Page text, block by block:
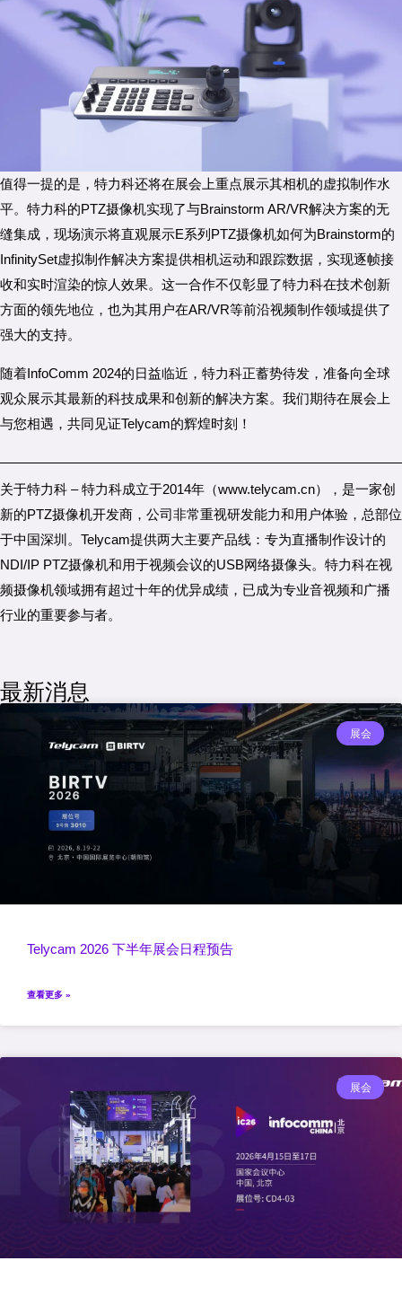
值得一提的是，特力科还将在展会上重点展示其相机的虚拟制作水
平。特力科的PTZ摄像机实现了与Brainstorm AR/VR解决方案的无
缝集成，现场演示将直观展示E系列PTZ摄像机如何为Brainstorm的
InfinitySet虚拟制作解决方案提供相机运动和跟踪数据，实现逐帧接
收和实时渲染的惊人效果。这一合作不仅彰显了特力科在技术创新
方面的领先地位，也为其用户在AR/VR等前沿视频制作领域提供了
强大的支持。
随着InfoComm 2024的日益临近，特力科正蓄势待发，准备向全球
观众展示其最新的科技成果和创新的解决方案。我们期待在展会上
与您相遇，共同见证Telycam的辉煌时刻！
关于特力科 – 特力科成立于2014年（www.telycam.cn），是一家创
新的PTZ摄像机开发商，公司非常重视研发能力和用户体验，总部位
于中国深圳。Telycam提供两大主要产品线：专为直播制作设计的
NDI/IP PTZ摄像机和用于视频会议的USB网络摄像头。特力科在视
频摄像机领域拥有超过十年的优异成绩，已成为专业音视频和广播
行业的重要参与者。
最新消息
展会
Telycam 2026 下半年展会日程预告
查看更多 »
展会